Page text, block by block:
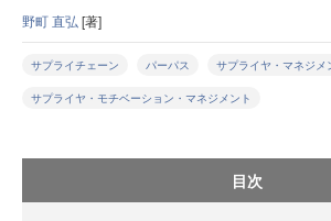
野町 直弘 [著]
サプライチェーン パーパス サプライヤ・マネジメ
サプライヤ・モチベーション・マネジメント
目次